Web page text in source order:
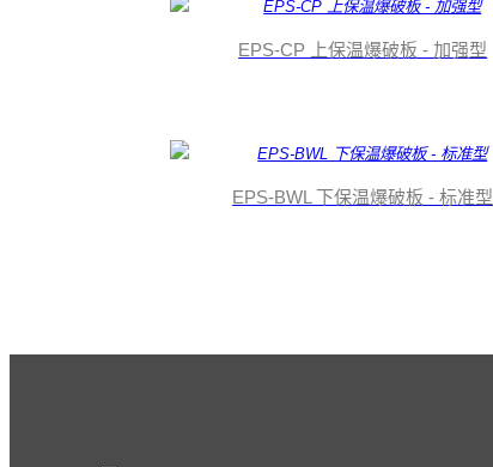
EPS-CP 上保温爆破板 - 加强型
EPS-BWL 下保温爆破板 - 标准型